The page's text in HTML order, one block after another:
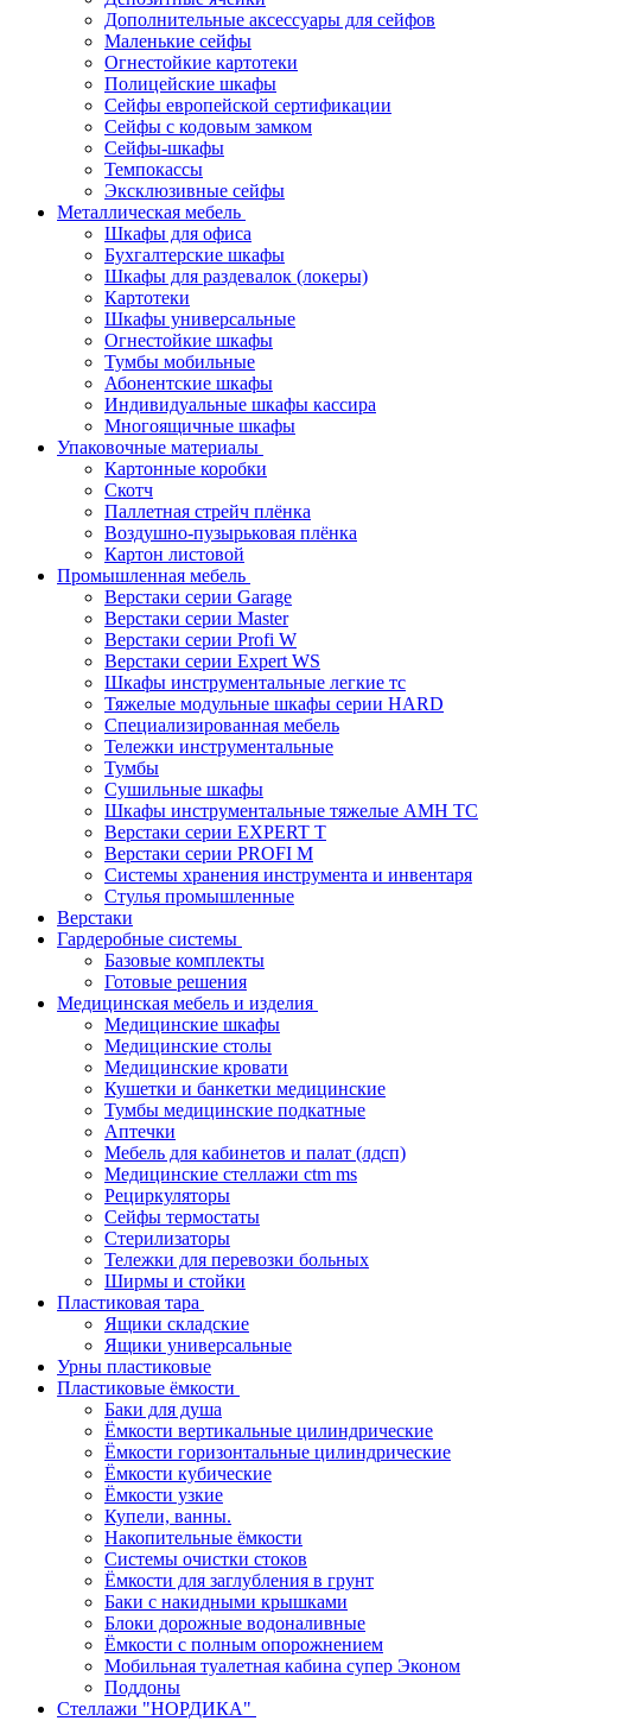
Дополнительные аксессуары для сейфов
Маленькие сейфы
Огнестойкие картотеки
Полицейские шкафы
Сейфы европейской сертификации
Сейфы с кодовым замком
Сейфы-шкафы
Темпокассы
Эксклюзивные сейфы
Металлическая мебель
Шкафы для офиса
Бухгалтерские шкафы
Шкафы для раздевалок (локеры)
Картотеки
Шкафы универсальные
Огнестойкие шкафы
Тумбы мобильные
Абонентские шкафы
Индивидуальные шкафы кассира
Многоящичные шкафы
Упаковочные материалы
Картонные коробки
Скотч
Паллетная стрейч плёнка
Воздушно-пузырьковая плёнка
Картон листовой
Промышленная мебель
Верстаки серии Garage
Верстаки серии Master
Верстаки серии Profi W
Верстаки серии Expert WS
Шкафы инструментальные легкие тс
Тяжелые модульные шкафы серии HARD
Cпециализированная мебель
Тележки инструментальные
Тумбы
Cушильные шкафы
Шкафы инструментальные тяжелые AMH TC
Верстаки серии EXPERT T
Верстаки серии PROFI M
Системы хранения инструмента и инвентаря
Стулья промышленные
Верстаки
Гардеробные системы
Базовые комплекты
Готовые решения
Медицинская мебель и изделия
Медицинские шкафы
Медицинские столы
Медицинские кровати
Кушетки и банкетки медицинские
Тумбы медицинские подкатные
Аптечки
Мебель для кабинетов и палат (лдсп)
Медицинские стеллажи ctm ms
Рециркуляторы
Сейфы термостаты
Стерилизаторы
Тележки для перевозки больных
Ширмы и стойки
Пластиковая тара
Ящики складские
Ящики универсальные
Урны пластиковые
Пластиковые ёмкости
Баки для душа
Ёмкости вертикальные цилиндрические
Ёмкости горизонтальные цилиндрические
Ёмкости кубические
Ёмкости узкие
Купели, ванны.
Накопительные ёмкости
Системы очистки стоков
Ёмкости для заглубления в грунт
Баки с накидными крышками
Блоки дорожные водоналивные
Ёмкости с полным опорожнением
Мобильная туалетная кабина супер Эконом
Поддоны
Стеллажи "НОРДИКА"